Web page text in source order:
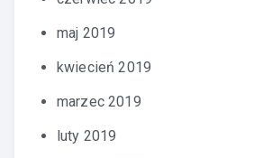
maj 2019
kwiecień 2019
marzec 2019
luty 2019